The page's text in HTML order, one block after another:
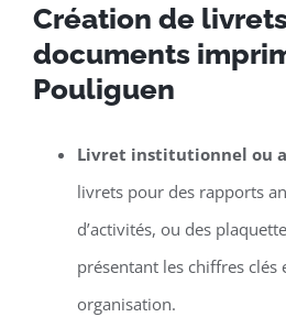
Création de
documents
Pouliguen
Livret institutionnel ou
livrets pour des rapports
d’activités, ou des
présentant les chiffres clés
organisation.